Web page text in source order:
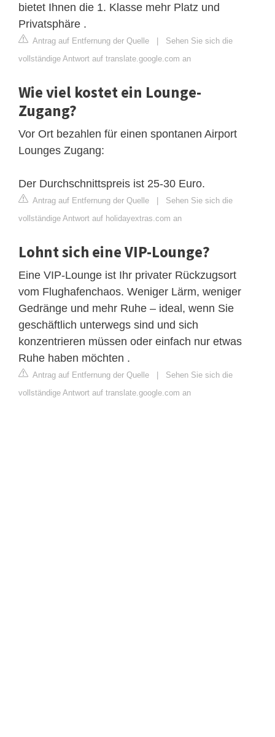
bietet Ihnen die 1. Klasse mehr Platz und
Privatsphäre .
Antrag auf Entfernung der Quelle | Sehen Sie sich die
vollständige Antwort auf translate.google.com an
Wie viel kostet ein Lounge-
Zugang?
Vor Ort bezahlen für einen spontanen Airport
Lounges Zugang:
Der Durchschnittspreis ist 25-30 Euro.
Antrag auf Entfernung der Quelle | Sehen Sie sich die
vollständige Antwort auf holidayextras.com an
Lohnt sich eine VIP-Lounge?
Eine VIP-Lounge ist Ihr privater Rückzugsort
vom Flughafenchaos. Weniger Lärm, weniger
Gedränge und mehr Ruhe – ideal, wenn Sie
geschäftlich unterwegs sind und sich
konzentrieren müssen oder einfach nur etwas
Ruhe haben möchten .
Antrag auf Entfernung der Quelle | Sehen Sie sich die
vollständige Antwort auf translate.google.com an